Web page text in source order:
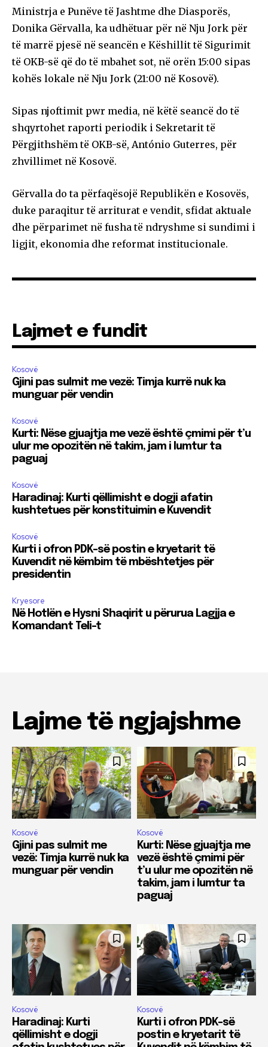
Ministrja e Punëve të Jashtme dhe Diasporës,
Donika Gërvalla, ka udhëtuar për në Nju Jork për
të marrë pjesë në seancën e Këshillit të Sigurimit
të OKB-së që do të mbahet sot, në orën 15:00 sipas
kohës lokale në Nju Jork (21:00 në Kosovë).
Sipas njoftimit pwr media, në këtë seancë do të
shqyrtohet raporti periodik i Sekretarit të
Përgjithshëm të OKB-së, António Guterres, për
zhvillimet në Kosovë.
Gërvalla do ta përfaqësojë Republikën e Kosovës,
duke paraqitur të arriturat e vendit, sfidat aktuale
dhe përparimet në fusha të ndryshme si sundimi i
ligjit, ekonomia dhe reformat institucionale.
Lajmet e fundit
Kosovë
Gjini pas sulmit me vezë: Timja kurrë nuk ka
munguar për vendin
Kosovë
Kurti: Nëse gjuajtja me vezë është çmimi për t’u
ulur me opozitën në takim, jam i lumtur ta
paguaj
Kosovë
Haradinaj: Kurti qëllimisht e dogji afatin
kushtetues për konstituimin e Kuvendit
Kosovë
Kurti i ofron PDK-së postin e kryetarit të
Kuvendit në këmbim të mbështetjes për
presidentin
Kryesore
Në Hotlën e Hysni Shaqirit u përurua Lagjja e
Komandant Teli-t
Lajme të ngjajshme
Kosovë
Gjini pas sulmit me
vezë: Timja kurrë nuk ka
munguar për vendin
Kosovë
Kurti: Nëse gjuajtja me
vezë është çmimi për
t’u ulur me opozitën në
takim, jam i lumtur ta
paguaj
Kosovë
Haradinaj: Kurti
qëllimisht e dogji
Kosovë
Kurti i ofron PDK-së
postin e kryetarit të